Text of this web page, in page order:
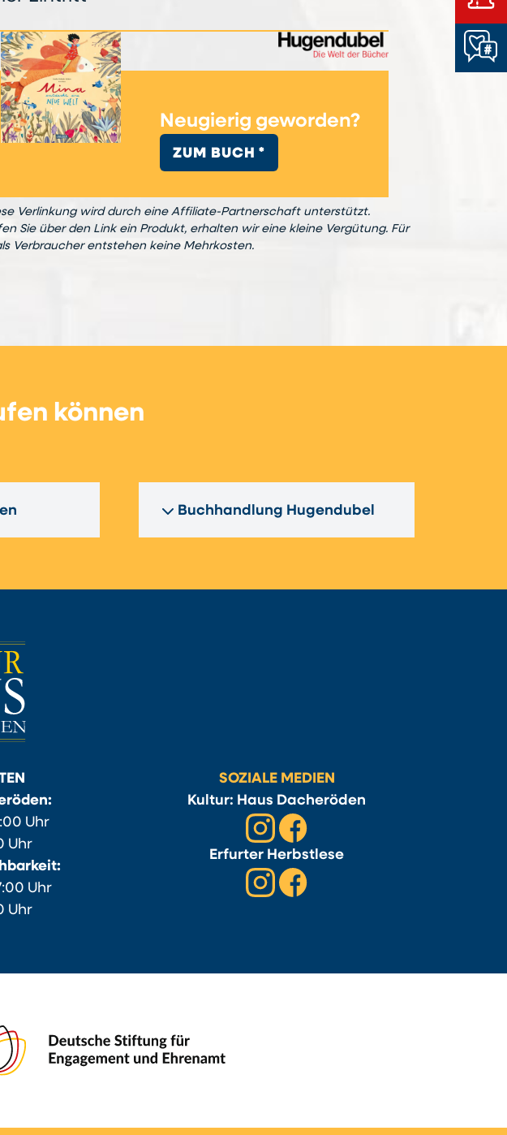
Neugierig geworden?
ZUM BUCH *
Verlinkung wird durch eine Affiliate-Partnerschaft unterstützt.
Sie über den Link ein Produkt, erhalten wir eine kleine Vergütung. Für
Verbraucher entstehen keine Mehrkosten.
können
Buchhandlung Hugendubel
Uhr
Uhr
Uhr
Uhr
SOZIALE MEDIEN
Kultur: Haus Dacheröden
Erfurter Herbstlese